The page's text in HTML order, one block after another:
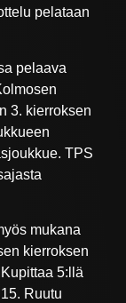
pelataan
pelaava
3. kierroksen
TPS
mukana
kierroksen
5:llä
Ruutu